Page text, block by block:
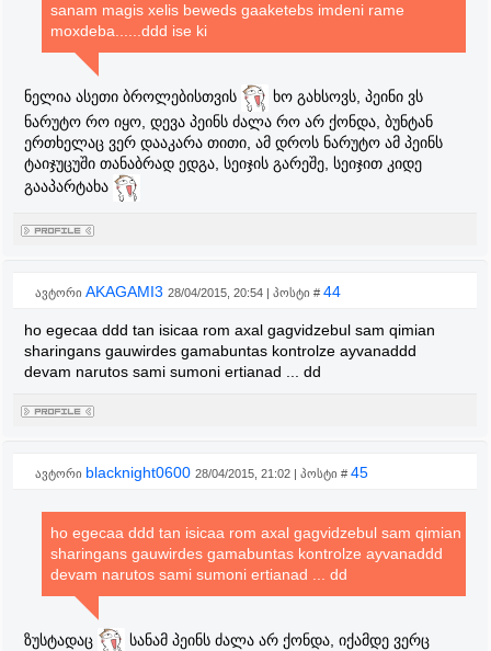
sanam magis xelis beweds gaaketebs imdeni rame
moxdeba......ddd ise ki
ნელია ასეთი ბროლებისთვის
ხო გახსოვს, პეინი ვს
ნარუტო რო იყო, დევა პეინს ძალა რო არ ქონდა, ბუნტან
ერთხელაც ვერ დააკარა თითი, ამ დროს ნარუტო ამ პეინს
ტაიჯუცუში თანაბრად ედგა, სეიჯის გარეშე, სეიჯით კიდე
გააპარტახა
ავტორი AKAGAMI3 28/04/2015, 20:54 | პოსტი # 44
ho egecaa ddd tan isicaa rom axal gagvidzebul sam qimian
sharingans gauwirdes gamabuntas kontrolze ayvanaddd
devam narutos sami sumoni ertianad ... dd
ავტორი blacknight0600 28/04/2015, 21:02 | პოსტი # 45
ho egecaa ddd tan isicaa rom axal gagvidzebul sam qimian
sharingans gauwirdes gamabuntas kontrolze ayvanaddd
devam narutos sami sumoni ertianad ... dd
ზუსტადაც
სანამ პეინს ძალა არ ქონდა, იქამდე ვერც